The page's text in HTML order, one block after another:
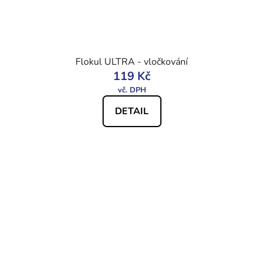
Flokul ULTRA - vločkování
119 Kč
DETAIL